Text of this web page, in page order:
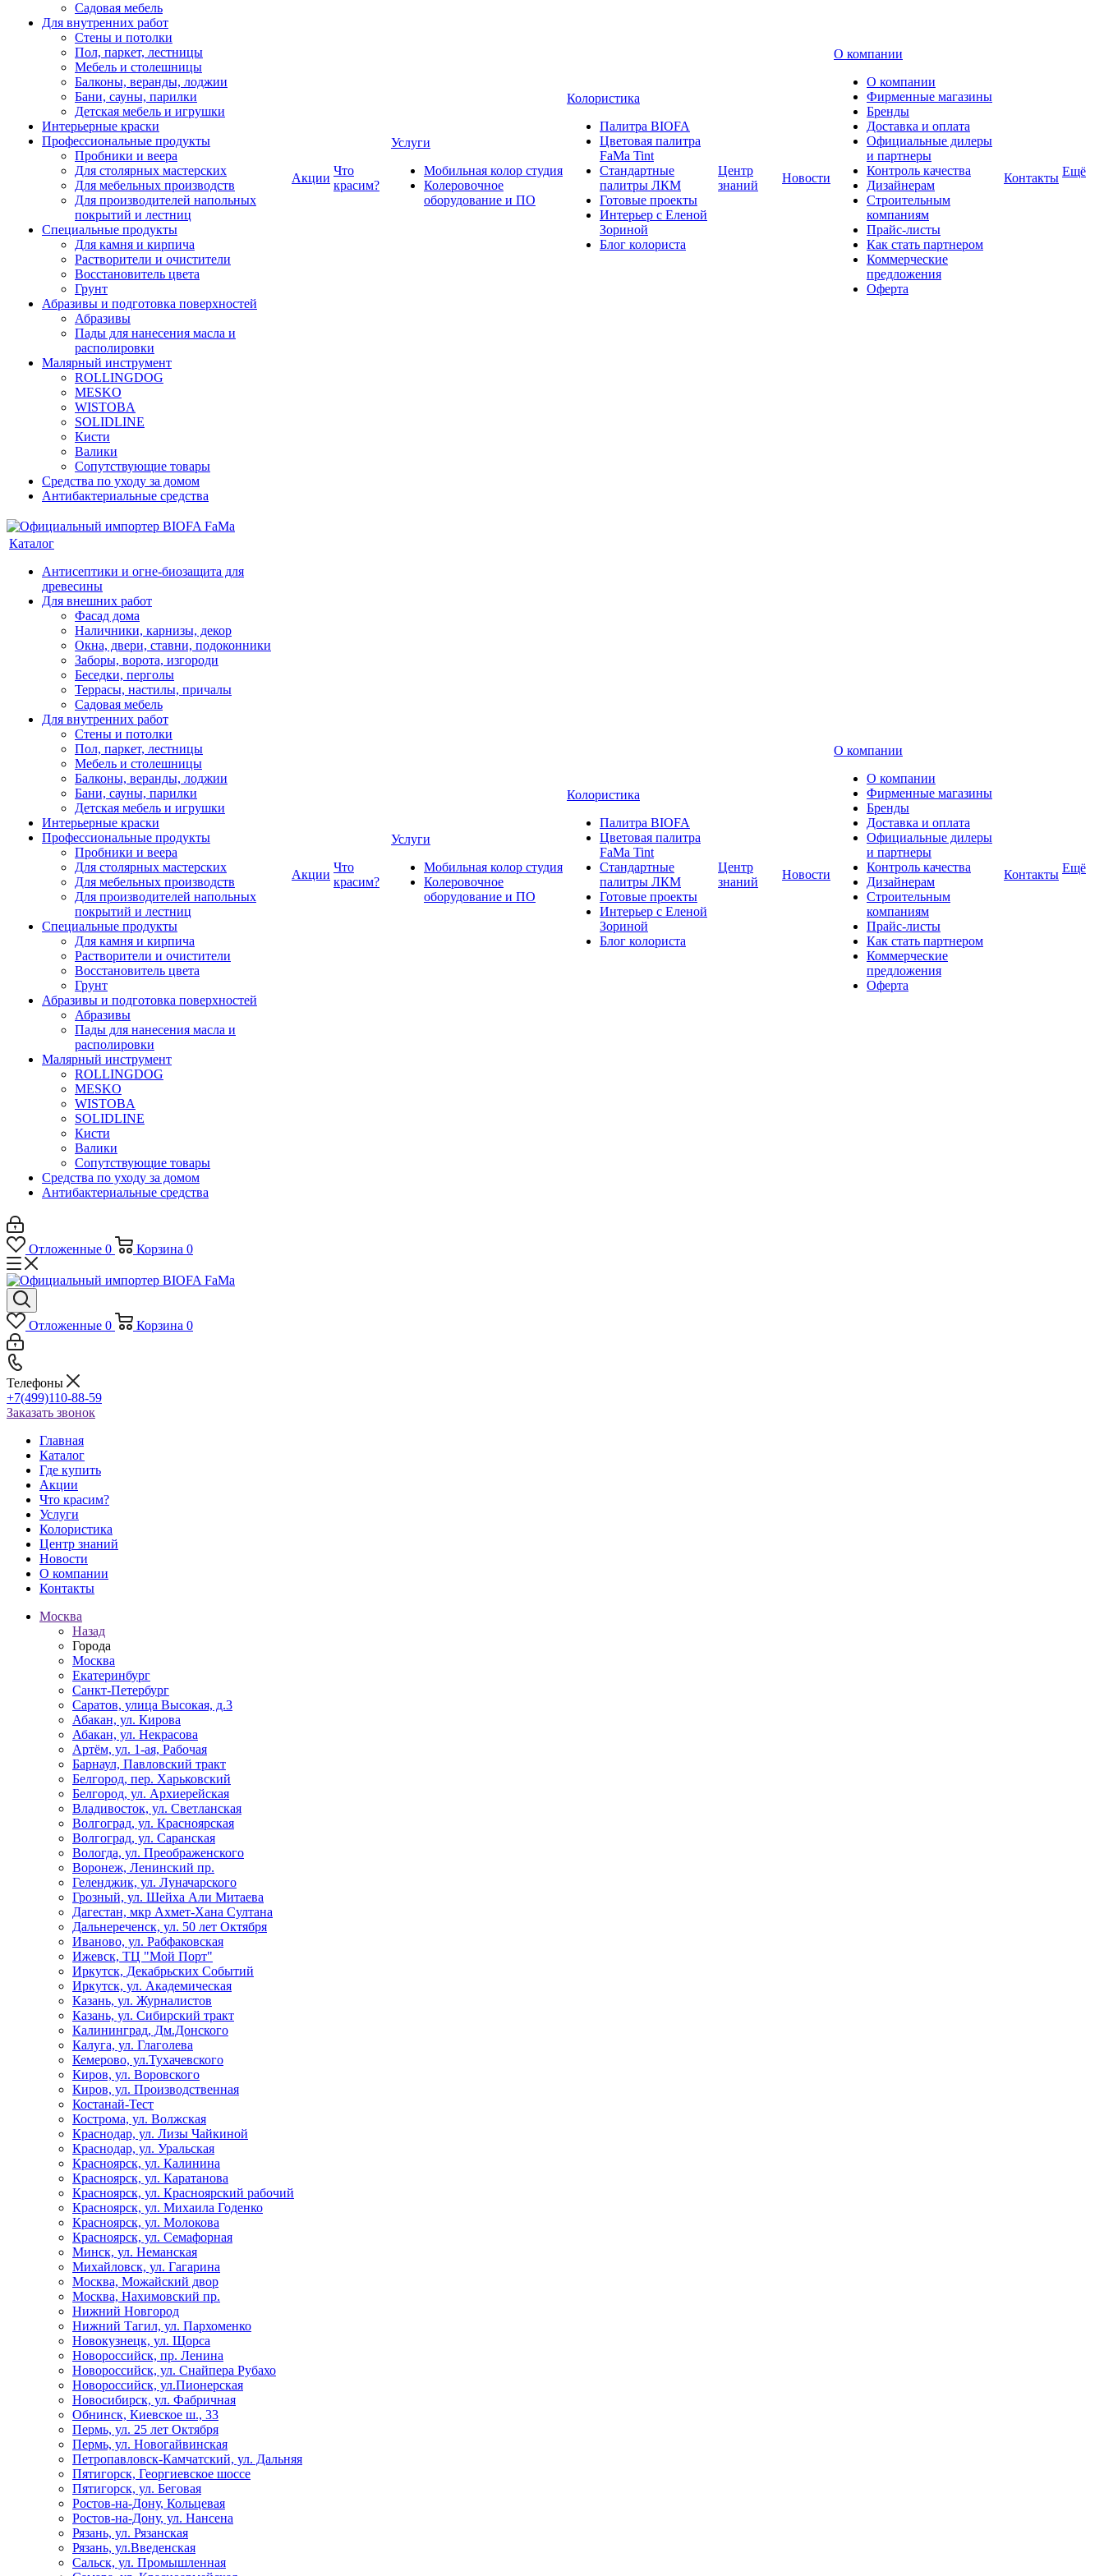
Садовая мебель
Для внутренних работ
Стены и потолки
Пол, паркет, лестницы
Мебель и столешницы
Балконы, веранды, лоджии
Бани, сауны, парилки
Детская мебель и игрушки
Интерьерные краски
Профессиональные продукты
Пробники и веера
Для столярных мастерских
Для мебельных производств
Для производителей напольных
покрытий и лестниц
Специальные продукты
Для камня и кирпича
Растворители и очистители
Восстановитель цвета
Грунт
Абразивы и подготовка поверхностей
Абразивы
Пады для нанесения масла и
располировки
Малярный инструмент
ROLLINGDOG
MESKO
WISTOBA
SOLIDLINE
Кисти
Валики
Сопутствующие товары
Средства по уходу за домом
Антибактериальные средства
Акции
Что
красим?
Услуги
Мобильная колор студия
Колеровочное
оборудование и ПО
Колористика
Палитра BIOFA
Цветовая палитра
FaMa Tint
Стандартные
палитры ЛКМ
Готовые проекты
Интерьер с Еленой
Зориной
Блог колориста
Центр
знаний
Новости
О компании
О компании
Фирменные магазины
Бренды
Доставка и оплата
Официальные дилеры
и партнеры
Контроль качества
Дизайнерам
Строительным
компаниям
Прайс-листы
Как стать партнером
Коммерческие
предложения
Оферта
Контакты Ещё
Каталог
Антисептики и огне-биозащита для
древесины
Для внешних работ
Фасад дома
Наличники, карнизы, декор
Окна, двери, ставни, подоконники
Заборы, ворота, изгороди
Беседки, перголы
Террасы, настилы, причалы
Садовая мебель
Для внутренних работ
Стены и потолки
Пол, паркет, лестницы
Мебель и столешницы
Балконы, веранды, лоджии
Бани, сауны, парилки
Детская мебель и игрушки
Интерьерные краски
Профессиональные продукты
Пробники и веера
Для столярных мастерских
Для мебельных производств
Для производителей напольных
покрытий и лестниц
Специальные продукты
Для камня и кирпича
Растворители и очистители
Восстановитель цвета
Грунт
Абразивы и подготовка поверхностей
Абразивы
Пады для нанесения масла и
располировки
Малярный инструмент
ROLLINGDOG
MESKO
WISTOBA
SOLIDLINE
Кисти
Валики
Сопутствующие товары
Средства по уходу за домом
Антибактериальные средства
Акции
Что
красим?
Услуги
Мобильная колор студия
Колеровочное
оборудование и ПО
Колористика
Палитра BIOFA
Цветовая палитра
FaMa Tint
Стандартные
палитры ЛКМ
Готовые проекты
Интерьер с Еленой
Зориной
Блог колориста
Центр
знаний
Новости
О компании
О компании
Фирменные магазины
Бренды
Доставка и оплата
Официальные дилеры
и партнеры
Контроль качества
Дизайнерам
Строительным
компаниям
Прайс-листы
Как стать партнером
Коммерческие
предложения
Оферта
Контакты Ещё
Отложенные 0 Корзина 0
Отложенные 0 Корзина 0
Телефоны
+7(499)110-88-59
Заказать звонок
Главная
Каталог
Где купить
Акции
Что красим?
Услуги
Колористика
Центр знаний
Новости
О компании
Контакты
Москва
Назад
Города
Москва
Екатеринбург
Санкт-Петербург
Саратов, улица Высокая, д.3
Абакан, ул. Кирова
Абакан, ул. Некрасова
Артём, ул. 1-ая, Рабочая
Барнаул, Павловский тракт
Белгород, пер. Харьковский
Белгород, ул. Архиерейская
Владивосток, ул. Светланская
Волгоград, ул. Красноярская
Волгоград, ул. Саранская
Вологда, ул. Преображенского
Воронеж, Ленинский пр.
Геленджик, ул. Луначарского
Грозный, ул. Шейха Али Митаева
Дагестан, мкр Ахмет-Хана Султана
Дальнереченск, ул. 50 лет Октября
Иваново, ул. Рабфаковская
Ижевск, ТЦ "Мой Порт"
Иркутск, Декабрьских Событий
Иркутск, ул. Академическая
Казань, ул. Журналистов
Казань, ул. Сибирский тракт
Калининград, Дм.Донского
Калуга, ул. Глаголева
Кемерово, ул.Тухачевского
Киров, ул. Воровского
Киров, ул. Производственная
Костанай-Тест
Кострома, ул. Волжская
Краснодар, ул. Лизы Чайкиной
Краснодар, ул. Уральская
Красноярск, ул. Калинина
Красноярск, ул. Каратанова
Красноярск, ул. Красноярский рабочий
Красноярск, ул. Михаила Годенко
Красноярск, ул. Молокова
Красноярск, ул. Семафорная
Минск, ул. Неманская
Михайловск, ул. Гагарина
Москва, Можайский двор
Москва, Нахимовский пр.
Нижний Новгород
Нижний Тагил, ул. Пархоменко
Новокузнецк, ул. Щорса
Новороссийск, пр. Ленина
Новороссийск, ул. Снайпера Рубахо
Новороссийск, ул.Пионерская
Новосибирск, ул. Фабричная
Обнинск, Киевское ш., 33
Пермь, ул. 25 лет Октября
Пермь, ул. Новогайвинская
Петропавловск-Камчатский, ул. Дальняя
Пятигорск, Георгиевское шоссе
Пятигорск, ул. Беговая
Ростов-на-Дону, Кольцевая
Ростов-на-Дону, ул. Нансена
Рязань, ул. Рязанская
Рязань, ул.Введенская
Сальск, ул. Промышленная